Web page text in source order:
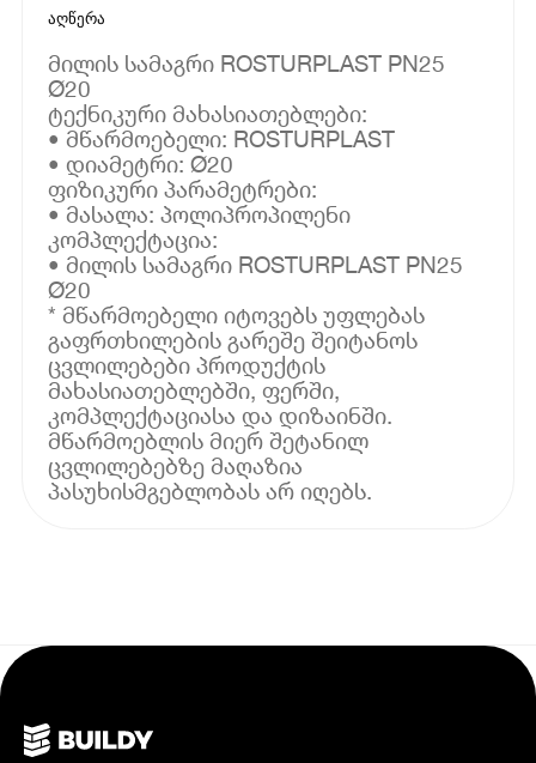
აღწერა
მილის სამაგრი ROSTURPLAST PN25
Ø20
ტექნიკური მახასიათებლები:
• მწარმოებელი: ROSTURPLAST
• დიამეტრი: Ø20
ფიზიკური პარამეტრები:
• მასალა: პოლიპროპილენი
კომპლექტაცია:
• მილის სამაგრი ROSTURPLAST PN25
Ø20
* მწარმოებელი იტოვებს უფლებას
გაფრთხილების გარეშე შეიტანოს
ცვლილებები პროდუქტის
მახასიათებლებში, ფერში,
კომპლექტაციასა და დიზაინში.
მწარმოებლის მიერ შეტანილ
ცვლილებებზე მაღაზია
პასუხისმგებლობას არ იღებს.